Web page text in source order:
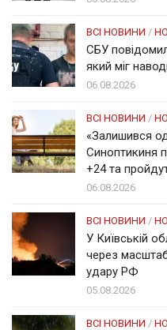
ВСІ НОВИНИ /
СБУ
який міг
06.08.2026
ВСІ НОВИНИ /
«Залишився
Синоптикиня
+24 та
06.08.2026
ВСІ НОВИНИ /
У Київській
через
удару РФ
05.08.2026
ВСІ НОВИНИ /